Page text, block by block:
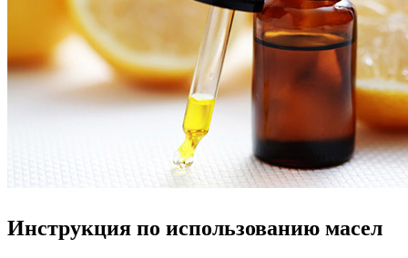
Инструкция по использованию масел